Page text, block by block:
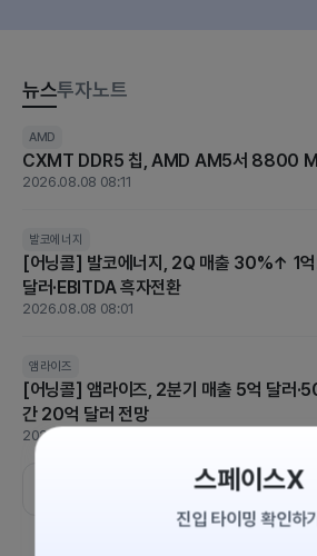
스페이스X
진입 타이밍 확인하기
뉴스투자노트
AMD
CXMT DDR5 칩, AMD AM5서 8800
2026.08.08 08:11
발코에너지
[어닝콜] 발코에너지, 2Q 매출 30%↑ 1
달러·EBITDA 흑자전환
2026.08.08 08:01
앰라이즈
[어닝콜] 앰라이즈, 2분기 매출 5억 달러
간 20억 달러 전망
2026.08.08 08:00
더보기
[US STOCK BRIEF] 고용 충격에 금리
00·나스닥 사상 최고
2026.08.08 07:30
코노코필립스
[실적발표] 코노코필립스, 주당순이익 3.24
치 2.85 달러 상회
2026.08.07 08:25
[US STOCK BRIEF] 중동 리스크에도 ‘
하락, 실적 장세의 냉혹한 현실
2026.08.07 06:30